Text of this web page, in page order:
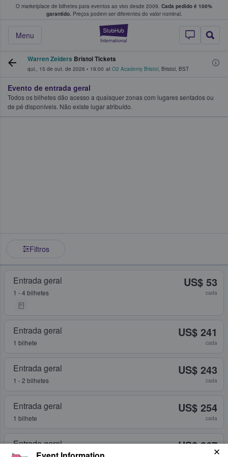
O marketplace de bilhetes para eventos ao vivo desde 2009. Cada pedido é 100%
garantido. Preços podem ser diferentes do valor nominal.
StubHub – onde
Menu
fãs compram e vendem bilhetes
Warren Zeiders Bristol Tickets
qui., 15 de out. de 2026 • 19:00 at O2 Academy Bristol, Bristol, BST
Evento de entrada geral
Todos os bilhetes dão acesso a quaisquer zonas com lugares sentados ou
de pé disponíveis. Não existe lugar atribuído.
Filtros
Entrada geral
1 - 4 bilhetes
US$ 53
cada
Entrada geral
1 bilhete
US$ 241
cada
Entrada geral
1 - 2 bilhetes
US$ 243
cada
Entrada geral
1 bilhete
US$ 254
cada
Entrada geral US$ 267